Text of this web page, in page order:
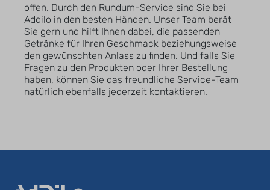
offen. Durch den Rundum-Service sind Sie bei
Addilo in den besten Händen. Unser Team berät
Sie gern und hilft Ihnen dabei, die passenden
Getränke für Ihren Geschmack beziehungsweise
den gewünschten Anlass zu finden. Und falls Sie
Fragen zu den Produkten oder Ihrer Bestellung
haben, können Sie das freundliche Service-Team
natürlich ebenfalls jederzeit kontaktieren.